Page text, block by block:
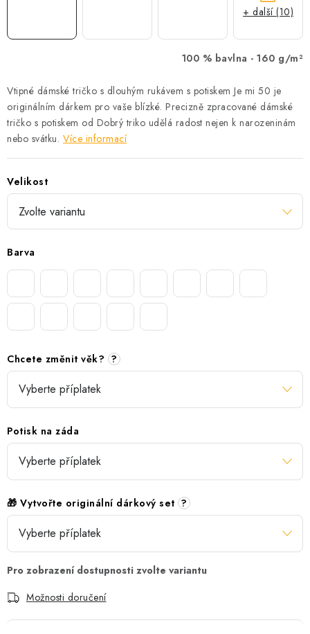
100 % bavlna - 160 g/m²
Vtipné dámské tričko s dlouhým rukávem s potiskem Je mi 50 je
originálním dárkem pro vaše blízké. Precizně zpracované dámské
tričko s potiskem od Dobrý triko udělá radost nejen k narozeninám
nebo svátku. Více informací
Velikost
Barva
Chcete změnit věk? ?
Potisk na záda
🎁 Vytvořte originální dárkový set ?
Možnosti doručení
+ další (10)